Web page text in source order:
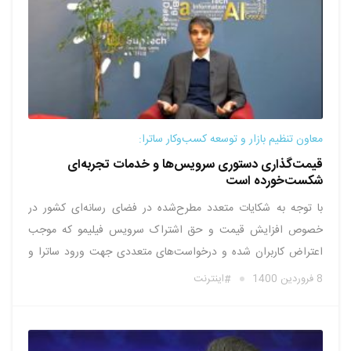
معاون تنظیم بازار و توسعه کسب‌وکار ساترا:
قیمت‌گذاری دستوری سرویس‌ها و خدمات تجربه‌ای
شکست‌خورده‌ است
با توجه به شکایات متعدد مطرح‌شده در فضای رسانه‌ای کشور در
خصوص افزایش قیمت و حق اشتراک سرویس فیلیمو که موجب
اعتراض کاربران شده و درخواست‌های متعددی جهت ورود ساترا و
نظارت بر شیوه قیمت‌گذاری از سوی آنها مطرح شده، سید حسین
8 فروردین 1400 اینترنت